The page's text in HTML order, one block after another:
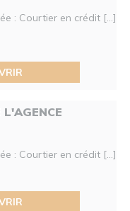
: Courtier en crédit [...]
: Courtier en crédit [...]